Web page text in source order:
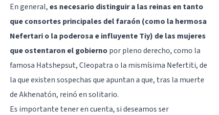
En general, es necesario distinguir a las reinas en tanto
que consortes principales del faraón (como la hermosa
Nefertari o la poderosa e influyente Tiy) de las mujeres
que ostentaron el gobierno por pleno derecho, como la
famosa Hatshepsut, Cleopatra o la mismísima Nefertiti, de
la que existen sospechas que apuntan a que, tras la muerte
de Akhenatón, reinó en solitario.
Es importante tener en cuenta, si deseamos ser